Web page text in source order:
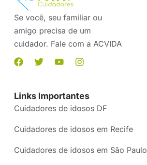
Se você, seu familiar ou
amigo precisa de um
cuidador. Fale com a ACVIDA
Links Importantes
Cuidadores de idosos DF
Cuidadores de idosos em Recife
Cuidadores de idosos em São Paulo